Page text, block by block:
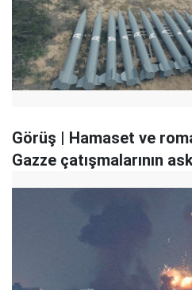
Görüş | Hamaset ve
Gazze çatışmalarının